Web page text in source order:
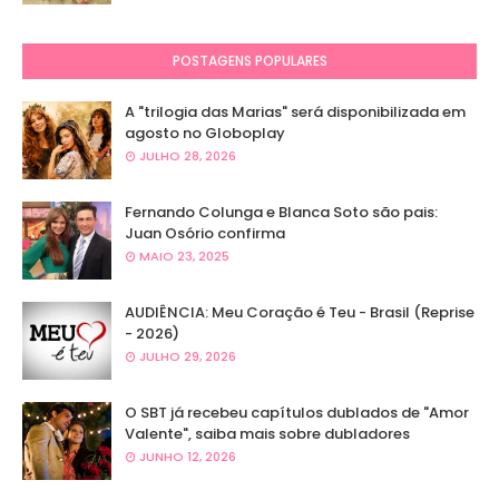
POSTAGENS POPULARES
A "trilogia das Marias" será disponibilizada em
agosto no Globoplay
JULHO 28, 2026
Fernando Colunga e Blanca Soto são pais:
Juan Osório confirma
MAIO 23, 2025
AUDIÊNCIA: Meu Coração é Teu - Brasil (Reprise
- 2026)
JULHO 29, 2026
O SBT já recebeu capítulos dublados de "Amor
Valente", saiba mais sobre dubladores
JUNHO 12, 2026